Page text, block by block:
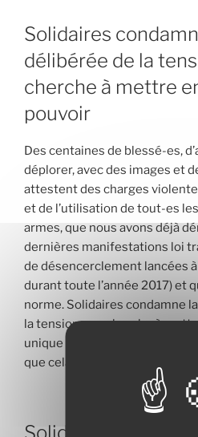
Solidaires
délibérée de la
cherche à mettre
pouvoir
Des centaines de blessé-es,
déplorer, avec des images et
attestent des charges
et de l’utilisation de tout-es
armes, que nous avons déjà
dernières manifestations loi
de désencerclement lancées
durant toute l’année 2017) et
norme. Solidaires condamne
la tension que cherche à
unique réponse à cette
que cela recèle.
Solidaires appelle